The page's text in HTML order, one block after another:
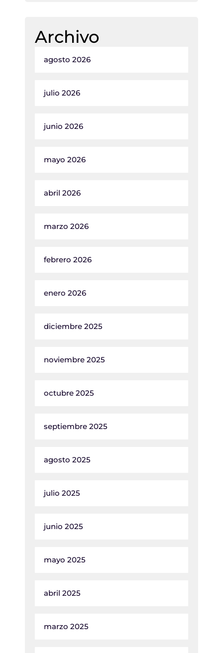
Archivo
agosto 2026
julio 2026
junio 2026
mayo 2026
abril 2026
marzo 2026
febrero 2026
enero 2026
diciembre 2025
noviembre 2025
octubre 2025
septiembre 2025
agosto 2025
julio 2025
junio 2025
mayo 2025
abril 2025
marzo 2025